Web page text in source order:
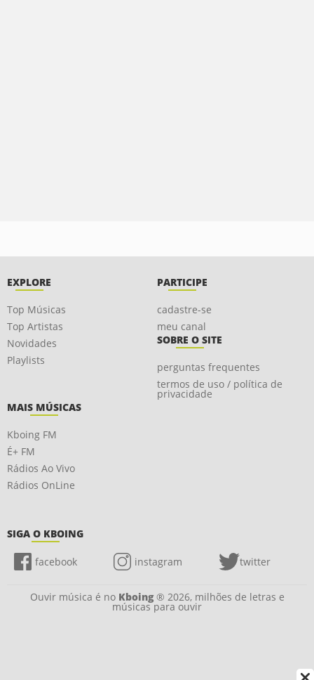
EXPLORE
Top Músicas
Top Artistas
Novidades
Playlists
PARTICIPE
cadastre-se
meu canal
SOBRE O SITE
perguntas frequentes
termos de uso / política de
privacidade
MAIS MÚSICAS
Kboing FM
É+ FM
Rádios Ao Vivo
Rádios OnLine
SIGA O KBOING
facebook instagram twitter
Ouvir música é no Kboing® 2026, milhões de letras e
músicas para ouvir